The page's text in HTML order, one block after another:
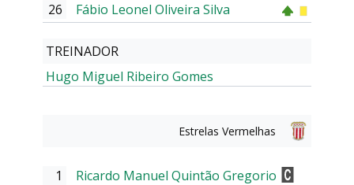
26
Fábio Leonel Oliveira Silva
TREINADOR
Hugo Miguel Ribeiro Gomes
Estrelas Vermelhas
1
Ricardo Manuel Quintão Gregorio